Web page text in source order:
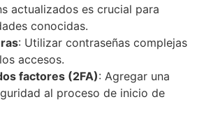
actualizados es crucial para
conocidas.
: Utilizar contraseñas complejas
accesos.
factores (2FA): Agregar una
al proceso de inicio de